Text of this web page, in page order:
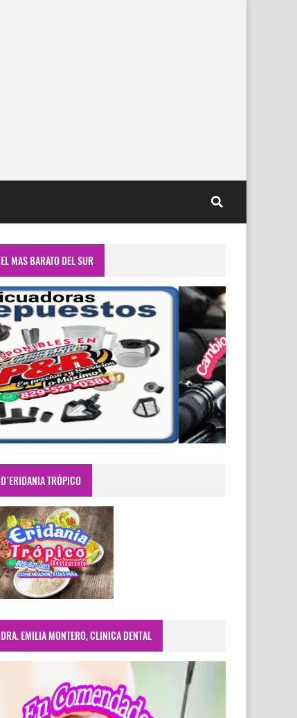
EL MAS BARATO DEL SUR
D´ERIDANIA TRÓPICO
DRA. EMILIA MONTERO, CLINICA DENTAL